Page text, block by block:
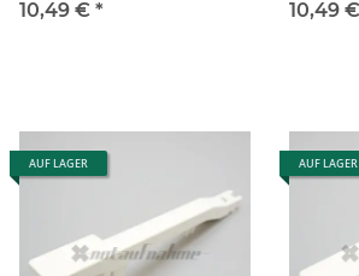
10,49 € * 10,49 €
AUF LAGER AUF LAGER